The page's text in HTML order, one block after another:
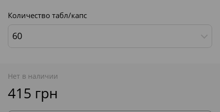
Количество табл/капс
60
Нет в наличии
415 грн